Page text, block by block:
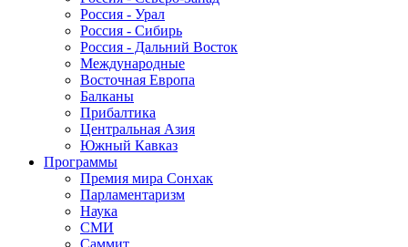
Россия - Урал
Россия - Сибирь
Россия - Дальний Восток
Международные
Восточная Европа
Балканы
Прибалтика
Центральная Азия
Южный Кавказ
Программы
Премия мира Сонхак
Парламентаризм
Наука
СМИ
Саммит